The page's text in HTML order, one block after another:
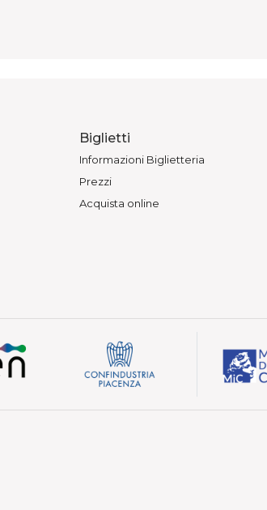
Biglietti
Informazioni Biglietteria
Prezzi
Acquista online